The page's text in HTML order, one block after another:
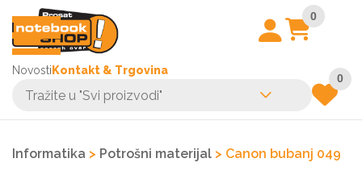
0
Novosti Kontakt & Trgovina
0
Informatika > Potrošni materijal > Canon bubanj 049